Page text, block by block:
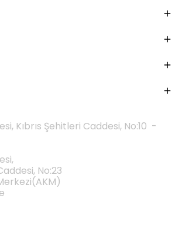
Kıbrıs Şehitleri Caddesi, No:10 -
No:23